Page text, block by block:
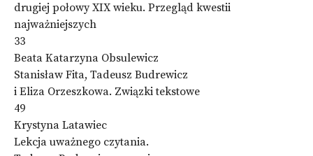
drugiej połowy XIX wieku. Przegląd kwestii
najważniejszych
33
Beata Katarzyna Obsulewicz
Stanisław Fita, Tadeusz Budrewicz
i Eliza Orzeszkowa. Związki tekstowe
49
Krystyna Latawiec
Lekcja uważnego czytania.